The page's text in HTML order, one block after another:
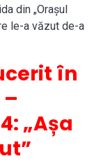
din „Orașul
le-a văzut de-a
în
„Așa